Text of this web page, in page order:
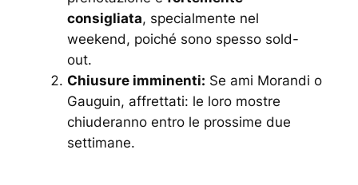
consigliata, specialmente nel
weekend, poiché sono spesso sold-
out.
Chiusure imminenti: Se ami Morandi o
Gauguin, affrettati: le loro mostre
chiuderanno entro le prossime due
settimane.